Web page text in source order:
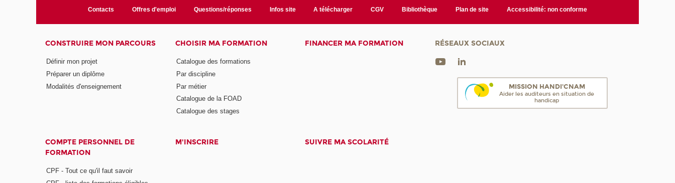
Contacts Offres d'emploi Questions/réponses Infos site A télécharger CGV Bibliothèque Plan de site Accessibilité: non conforme
CONSTRUIRE MON PARCOURS
Définir mon projet
Préparer un diplôme
Modalités d'enseignement
CHOISIR MA FORMATION
Catalogue des formations
Par discipline
Par métier
Catalogue de la FOAD
Catalogue des stages
FINANCER MA FORMATION
COMPTE PERSONNEL DE
FORMATION
CPF - Tout ce qu'il faut savoir
M'INSCRIRE SUIVRE MA SCOLARITÉ
RÉSEAUX SOCIAUX
MISSION HANDI'CNAM
Aider les auditeurs en situation de
handicap